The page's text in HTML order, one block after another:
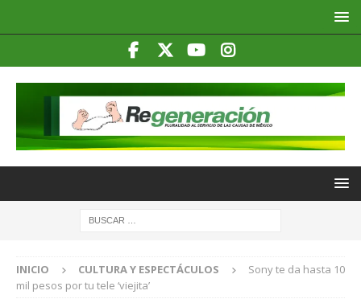
INICIO CULTURA Y ESPECTÁCULOS
Sony te da hasta 10
mil pesos por tu tele ‘viejita’